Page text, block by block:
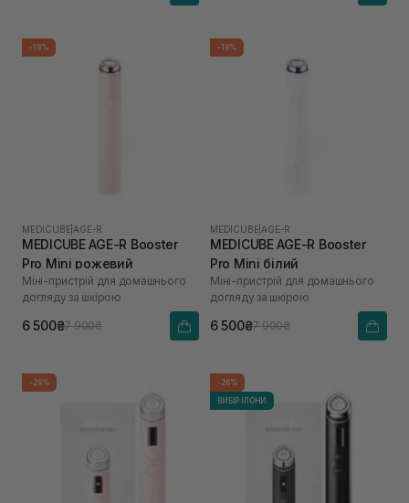
-18%
MEDICUBE AGE-R
MEDICUBE AGE-R Booster
Pro Mini рожевий
Міні-пристрій для домашнього
догляду за шкірою
6 500₴7 900₴
-18%
MEDICUBE AGE-R
MEDICUBE AGE-R Booster
Pro Mini білий
Міні-пристрій для домашнього
догляду за шкірою
6 500₴7 900₴
-29%
-26%
ВИБІР ІЛОНИ